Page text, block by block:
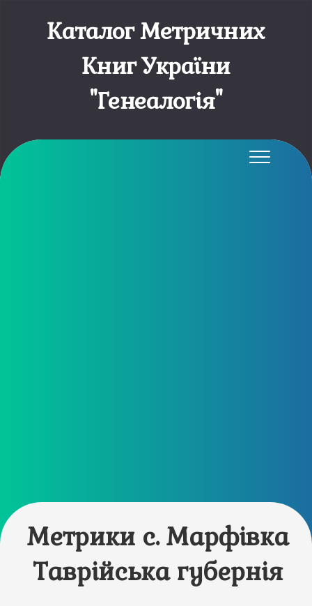
Каталог Метричних
Книг України
"Генеалогія"
Метрики с. Марфівка
Таврійська губернія